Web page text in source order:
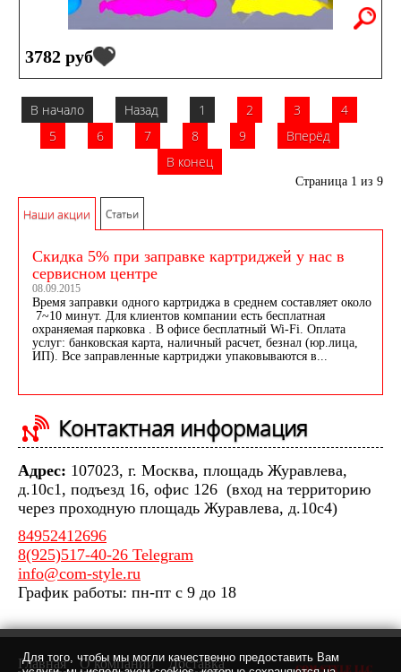
3782 руб
В начало Назад 1 2 3
4
5
6 7 8 9
Вперёд
В конец
Страница 1 из 9
Для того, чтобы мы могли качественно предоставить Вам
Наши акции
Скидка 5% при заправке картриджей у нас в
сервисном центре
08.09.2015
Время заправки одного картриджа в среднем составляет около
7~10 минут. Для клиентов компании есть бесплатная
охраняемая парковка . В офисе бесплатный Wi-Fi. Оплата
услуг: банковская карта, наличный расчет, безнал (юр.лица,
ИП). Все заправленные картриджи упаковываются в...
Статьи
Контактная информация
Адрес: 107023, г. Москва, площадь Журавлева,
д.10с1, подъезд 16, офис 126 (вход на территорию
через проходную площадь Журавлева, д.10с4)
84952412696
8(925)517-40-26 Telegram
info@com-style.ru
График работы: пн-пт с 9 до 18
Главная О компании
Доставка